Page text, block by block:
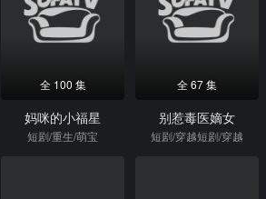
全 100 集
妈咪的小福星
短剧/重生/萌宝
全 67 集
别惹毒医嫡女
短剧/穿越短剧/穿越